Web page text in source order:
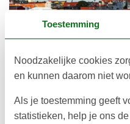
Top-ervaringen op
Obscurum voor
Museum Obscurum in
Toestemming
Noodzakelijke cookies
en kunnen daarom niet
Als je toestemming geeft
statistieken, help je ons